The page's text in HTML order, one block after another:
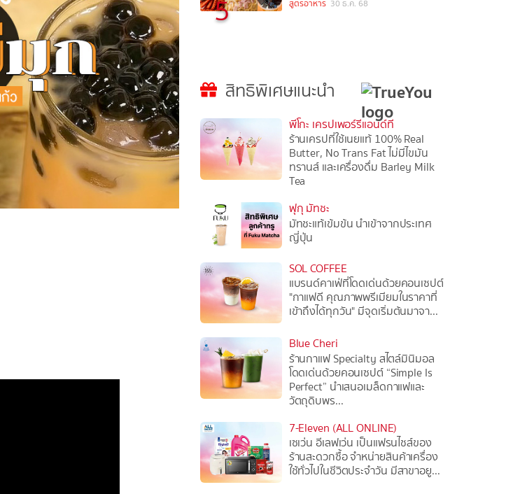
5 สูตรอาหาร 30 ธ.ค. 68
สิทธิพิเศษแนะนำ
พีโกะ เครปเพอร์รีแอนด์ที
ร้านเครปที่ใช้เนยแท้ 100% Real
Butter, No Trans Fat ไม่มีไขมัน
ทรานส์ และเครื่องดื่ม Barley Milk
Tea
ฟุกุ มัทชะ
มัทชะแท้เข้มข้น นำเข้าจากประเทศ
ญี่ปุ่น
SOL COFFEE
แบรนด์คาเฟ่ที่โดดเด่นด้วยคอนเซปต์
"กาแฟดี คุณภาพพรีเมียมในราคาที่
เข้าถึงได้ทุกวัน" มีจุดเริ่มต้นมาจา...
Blue Cheri
ร้านกาแฟ Specialty สไตล์มินิมอล
โดดเด่นด้วยคอนเซปต์ “Simple Is
Perfect” นำเสนอเมล็ดกาแฟและ
วัตถุดิบพร...
7-Eleven (ALL ONLINE)
เซเว่น อีเลฟเว่น เป็นแฟรนไชส์ของ
ร้านสะดวกซื้อ จำหน่ายสินค้าเครื่อง
ใช้ทั่วไปในชีวิตประจำวัน มีสาขาอยู...